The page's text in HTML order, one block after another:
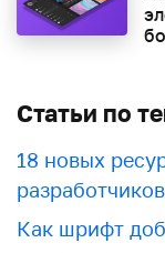
Статьи по
18 новых
разработчиков
Как шрифт